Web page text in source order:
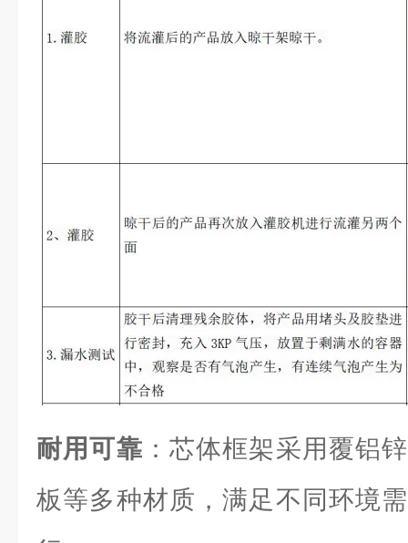
耐用可靠 ：芯体框架采用覆铝
板等多种材质，满足不同环境